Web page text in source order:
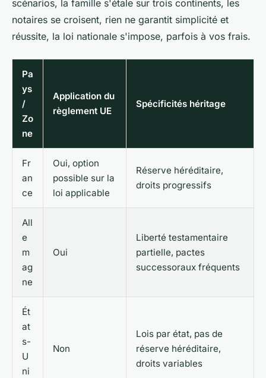
scénarios, la famille s'étale sur trois continents, les
notaires se croisent, rien ne garantit simplicité et
réussite, la loi nationale s'impose, parfois à vos frais.
Pa
ys
/
Zo
ne
Application du
règlement UE
Spécificités héritage
Fr
an
ce
Oui, option
possible sur la
loi applicable
Réserve héréditaire,
droits progressifs
All
e
m
ag
ne
Oui
Liberté testamentaire
partielle, pactes
successoraux fréquents
Ét
at
s-
U
ni
Non
Lois par état, pas de
réserve héréditaire,
droits variables